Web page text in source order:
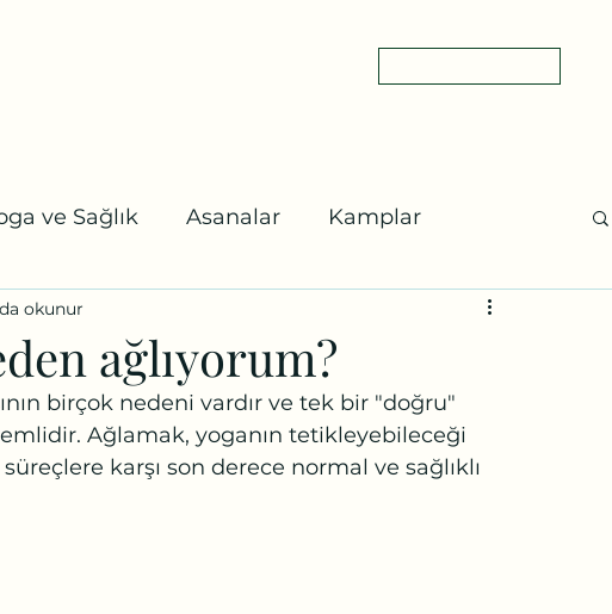
ve Sağlık Asanalar Kamplar
Koşalar Ayurveda
ağlıyorum?
okunur
birçok nedeni vardır ve tek bir "doğru"
Ağlamak, yoganın tetikleyebileceği
karşı son derece normal ve sağlıklı